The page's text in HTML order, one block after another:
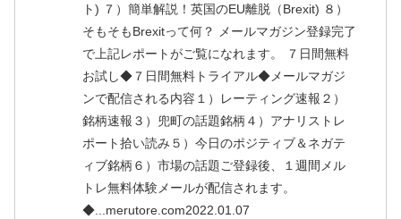
ト) ７）簡単解説！英国のEU離脱（Brexit) ８）
そもそもBrexitって何？ メールマガジン登録完了
で上記レポートがご覧になれます。 ７日間無料
お試し◆７日間無料トライアル◆メールマガジ
ンで配信される内容１）レーティング速報２）
銘柄速報３）兜町の話題銘柄４）アナリストレ
ポート拾い読み５）今日のポジティブ＆ネガテ
ィブ銘柄６）市場の話題ご登録後、１週間メル
トレ無料体験メールが配信されます。
◆...merutore.com2022.01.07